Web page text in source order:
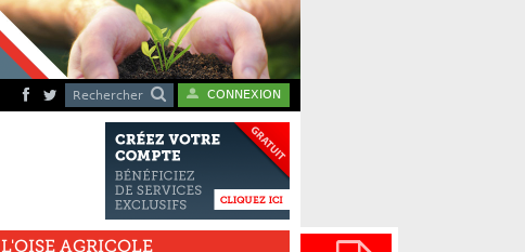
Rechercher CONNEXION
L'OISE AGRICOLE